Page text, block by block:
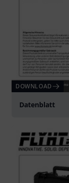
DOWNLOAD
Datenblatt